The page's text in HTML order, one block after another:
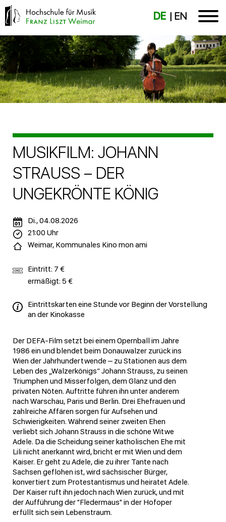
DE EN
MUSIKFILM: JOHANN
STRAUSS – DER
UNGEKRÖNTE KÖNIG
Der DEFA-Film setzt bei einem Opernball im Jahre
1986 ein und blendet beim Donauwalzer zurück ins
Wien der Jahrhundertwende – zu Stationen aus dem
Leben des „Walzerkönigs“ Johann Strauss, zu seinen
Triumphen und Misserfolgen, dem Glanz und den
privaten Nöten. Auftritte führen ihn unter anderem
nach Warschau, Paris und Berlin. Drei Ehefrauen und
zahlreiche Affären sorgen für Aufsehen und
Schwierigkeiten. Während seiner zweiten Ehen
verliebt sich Johann Strauss in die schöne Witwe
Adele. Da die Scheidung seiner katholischen Ehe mit
Lili nicht anerkannt wird, bricht er mit Wien und dem
Kaiser. Er geht zu Adele, die zu ihrer Tante nach
Sachsen geflohen ist, wird sächsischer Bürger,
konvertiert zum Protestantismus und heiratet Adele.
Der Kaiser ruft ihn jedoch nach Wien zurück, und mit
der Aufführung der "Fledermaus" in der Hofoper
erfüllt sich sein Lebenstraum.
Di., 04.08.2026
21:00 Uhr
Weimar, Kommunales Kino mon ami
Eintritt: 7 €
ermäßigt: 5 €
Eintrittskarten eine Stunde vor Beginn der Vorstellung
an der Kinokasse